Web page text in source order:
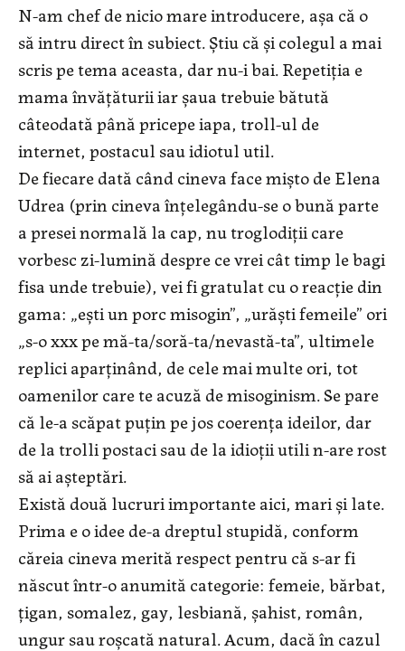
N-am chef de nicio mare introducere, așa că o
să intru direct în subiect. Știu că și colegul a mai
scris pe tema aceasta, dar nu-i bai. Repetiția e
mama învățăturii iar șaua trebuie bătută
câteodată până pricepe iapa, troll-ul de
internet, postacul sau idiotul util.
De fiecare dată când cineva face mișto de Elena
Udrea (prin cineva înțelegându-se o bună parte
a presei normală la cap, nu troglodiții care
vorbesc zi-lumină despre ce vrei cât timp le bagi
fisa unde trebuie), vei fi gratulat cu o reacție din
gama: „ești un porc misogin”, „urăști femeile” ori
„s-o xxx pe mă-ta/soră-ta/nevastă-ta”, ultimele
replici aparținând, de cele mai multe ori, tot
oamenilor care te acuză de misoginism. Se pare
că le-a scăpat puțin pe jos coerența ideilor, dar
de la trolli postaci sau de la idioții utili n-are rost
să ai așteptări.
Există două lucruri importante aici, mari și late.
Prima e o idee de-a dreptul stupidă, conform
căreia cineva merită respect pentru că s-ar fi
născut într-o anumită categorie: femeie, bărbat,
țigan, somalez, gay, lesbiană, șahist, român,
ungur sau roșcată natural. Acum, dacă în cazul